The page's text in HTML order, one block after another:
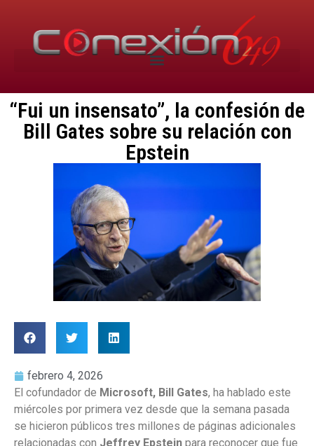
“Fui un insensato”, la confesión de
Bill Gates sobre su relación con
Epstein
febrero 4, 2026
El cofundador de Microsoft, Bill Gates, ha hablado este
miércoles por primera vez desde que la semana pasada
se hicieron públicos tres millones de páginas adicionales
relacionadas con Jeffrey Epstein para reconocer que fue